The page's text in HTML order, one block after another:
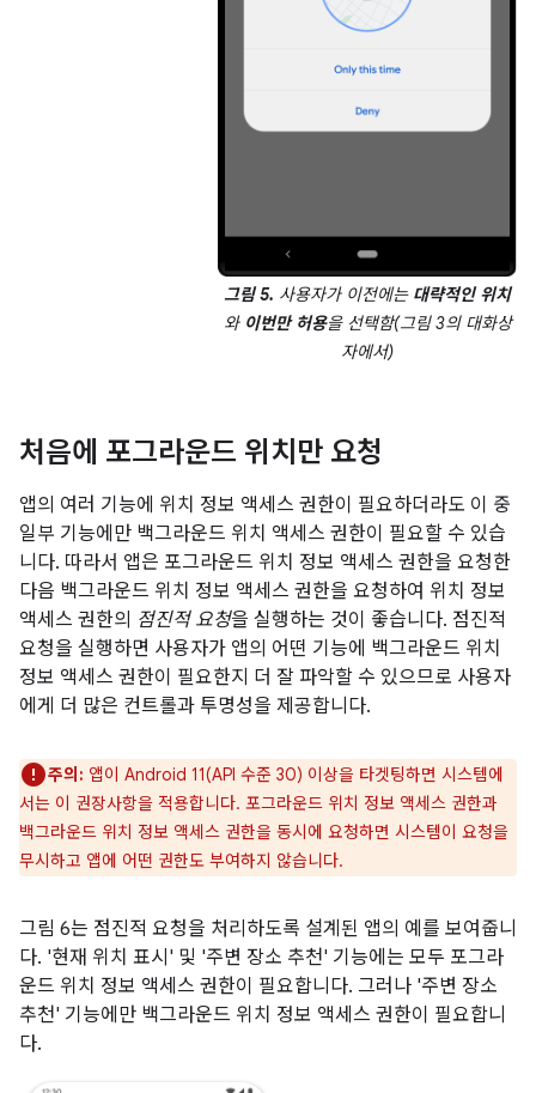
그림 5. 사용자가 이전에는 대략적인 위치
와 이번만 허용을 선택함(그림 3의 대화상
자에서)
처음에 포그라운드 위치만 요청
앱의 여러 기능에 위치 정보 액세스 권한이 필요하더라도 이 중
일부 기능에만 백그라운드 위치 액세스 권한이 필요할 수 있습
니다. 따라서 앱은 포그라운드 위치 정보 액세스 권한을 요청한
다음 백그라운드 위치 정보 액세스 권한을 요청하여 위치 정보
액세스 권한의 점진적 요청을 실행하는 것이 좋습니다. 점진적
요청을 실행하면 사용자가 앱의 어떤 기능에 백그라운드 위치
정보 액세스 권한이 필요한지 더 잘 파악할 수 있으므로 사용자
에게 더 많은 컨트롤과 투명성을 제공합니다.
주의: 앱이 Android 11(API 수준 30) 이상을 타겟팅하면 시스템에
서는 이 권장사항을 적용합니다. 포그라운드 위치 정보 액세스 권한과
백그라운드 위치 정보 액세스 권한을 동시에 요청하면 시스템이 요청을
무시하고 앱에 어떤 권한도 부여하지 않습니다.
그림 6는 점진적 요청을 처리하도록 설계된 앱의 예를 보여줍니
다. '현재 위치 표시' 및 '주변 장소 추천' 기능에는 모두 포그라
운드 위치 정보 액세스 권한이 필요합니다. 그러나 '주변 장소
추천' 기능에만 백그라운드 위치 정보 액세스 권한이 필요합니
다.